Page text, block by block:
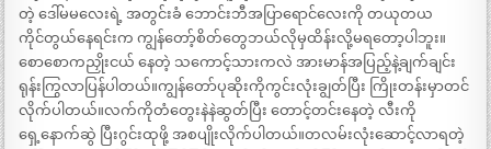
တဲ့ ဒေါ်မမလေးရဲ့ အတွင်းခံ ဘောင်းဘီအပြာရောင်လေးကို တယုတယ
ကိုင်တွယ်နေရင်းက ကျွန်တော့်စိတ်တွေဘယ်လိုမှထိန်းလို့မရတော့ပါဘူး။
စောစောကညှိုးငယ် နေတဲ့ သကောင့်သားကလဲ အားမာန်အပြည့်နဲ့ချက်ချင်း
ရုန်းကြွလာပြန်ပါတယ်။ကျွန်တော်ပုဆိုးကိုကွင်းလုံးချွတ်ပြီး ကြိုးတန်းမှာတင်
လိုက်ပါတယ်။လက်ကိုတံတွေးနဲနဲဆွတ်ပြီး တောင့်တင်းနေတဲ့ လီးကို
ရှေ့နောက်ဆွဲ ပြီးဂွင်းထုဖို့ အစပျိုးလိုက်ပါတယ်။တလမ်းလုံးဆောင့်လာရတဲ့